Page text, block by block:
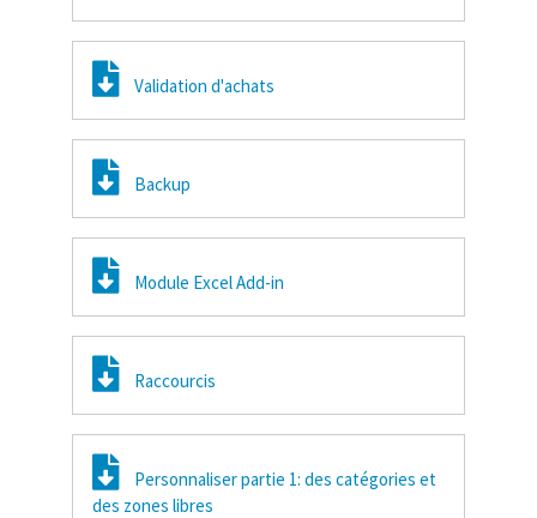
Validation d'achats
Backup
Module Excel Add-in
Raccourcis
Personnaliser partie 1: des catégories et
des zones libres